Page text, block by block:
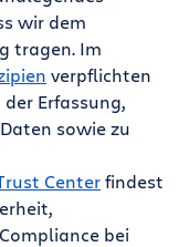
wir dem
tragen. Im
verpflichten
Erfassung,
sowie zu
Centerfindest
bei